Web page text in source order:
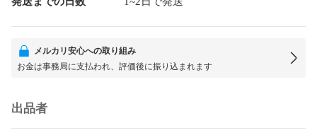
メルカリ安心への取り組み
お金は事務局に支払われ、評価後に振り込まれます
出品者